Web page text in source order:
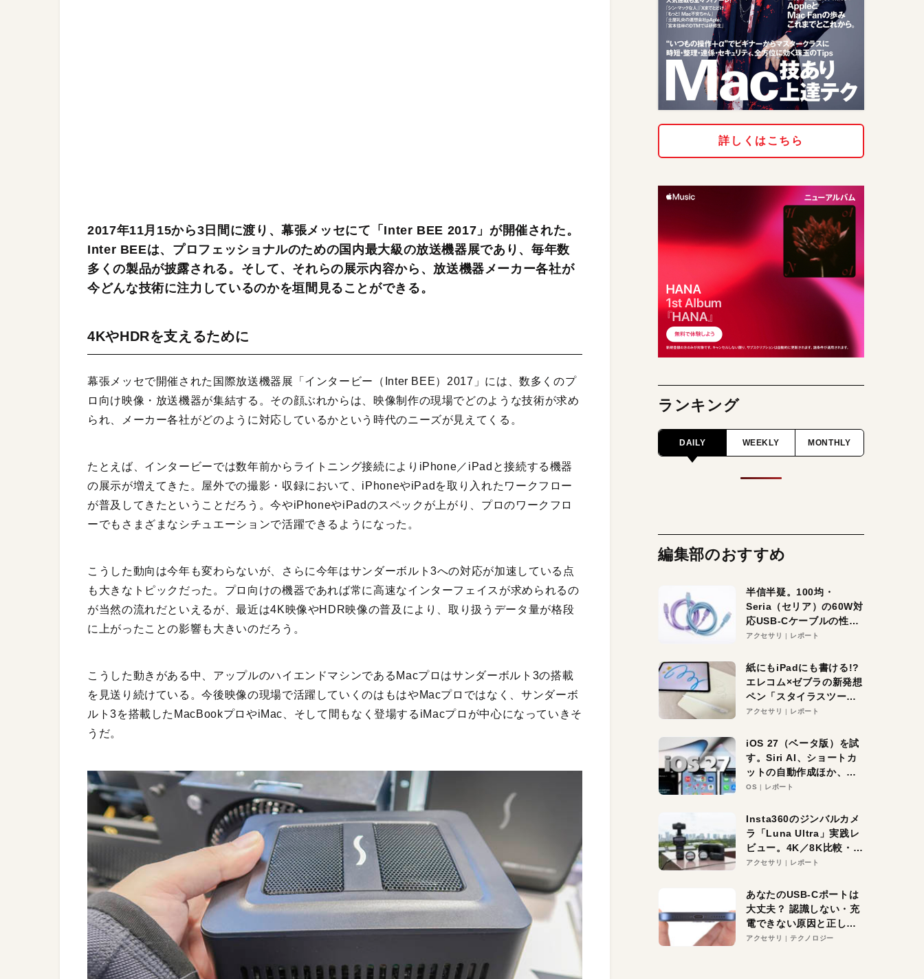
2017年11月15から3日間に渡り、幕張メッセにて「Inter BEE 2017」が開催された。
Inter BEEは、プロフェッショナルのための国内最大級の放送機器展であり、毎年数
多くの製品が披露される。そして、それらの展示内容から、放送機器メーカー各社が
今どんな技術に注力しているのかを垣間見ることができる。
4KやHDRを支えるために
幕張メッセで開催された国際放送機器展「インタービー（Inter BEE）2017」には、数多くのプ
ロ向け映像・放送機器が集結する。その顔ぶれからは、映像制作の現場でどのような技術が求め
られ、メーカー各社がどのように対応しているかという時代のニーズが見えてくる。
たとえば、インタービーでは数年前からライトニング接続によりiPhone／iPadと接続する機器
の展示が増えてきた。屋外での撮影・収録において、iPhoneやiPadを取り入れたワークフロー
が普及してきたということだろう。今やiPhoneやiPadのスペックが上がり、プロのワークフロ
ーでもさまざまなシチュエーションで活躍できるようになった。
こうした動向は今年も変わらないが、さらに今年はサンダーボルト3への対応が加速している点
も大きなトピックだった。プロ向けの機器であれば常に高速なインターフェイスが求められるの
が当然の流れだといえるが、最近は4K映像やHDR映像の普及により、取り扱うデータ量が格段
に上がったことの影響も大きいのだろう。
こうした動きがある中、アップルのハイエンドマシンであるMacプロはサンダーボルト3の搭載
を見送り続けている。今後映像の現場で活躍していくのはもはやMacプロではなく、サンダーボ
ルト3を搭載したMacBookプロやiMac、そして間もなく登場するiMacプロが中心になっていきそ
うだ。
詳しくはこちら
ランキング
DAILY WEEKLY MONTHLY
編集部のおすすめ
半信半疑。100均・
Seria（セリア）の60W対
応USB-Cケーブルの性能
を検証。超コスパの1本を
アクセサリ レポート
紙にもiPadにも書ける!?
エレコム×ゼブラの新発想
ペン「スタイラスツーウ
ェイ」レビュー。持ち替
アクセサリ レポート
iOS 27（ベータ版）を試
す。Siri AI、ショートカ
ットの自動作成ほか、期
待大の便利機能5選。
る未来はすぐそこ！
OS レポート
Insta360のジンバルカメ
ラ「Luna Ultra」実践レ
ビュー。4K／8K比較・ズ
ーム・夜間撮影をチェッ
アクセサリ レポート
あなたのUSB-Cポートは
大丈夫？ 認識しない・充
電できない原因と正しい
対策
アクセサリ テクノロジー